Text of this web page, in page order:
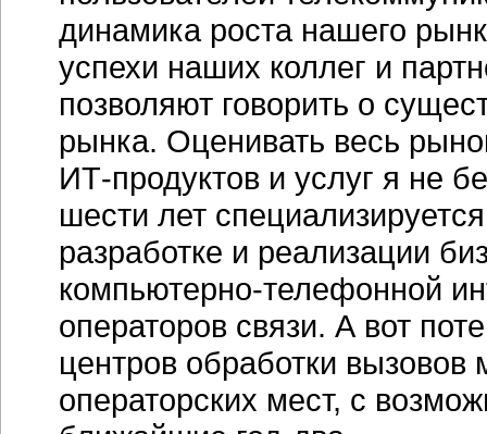
динамика роста нашего
успехи наших коллег и
позволяют говорить о
рынка. Оценивать весь
ИТ-продуктов и услуг я не
шести лет
разработке и реализации
компьютерно-телефонной
операторов связи. А вот
центров обработки
операторских мест, с